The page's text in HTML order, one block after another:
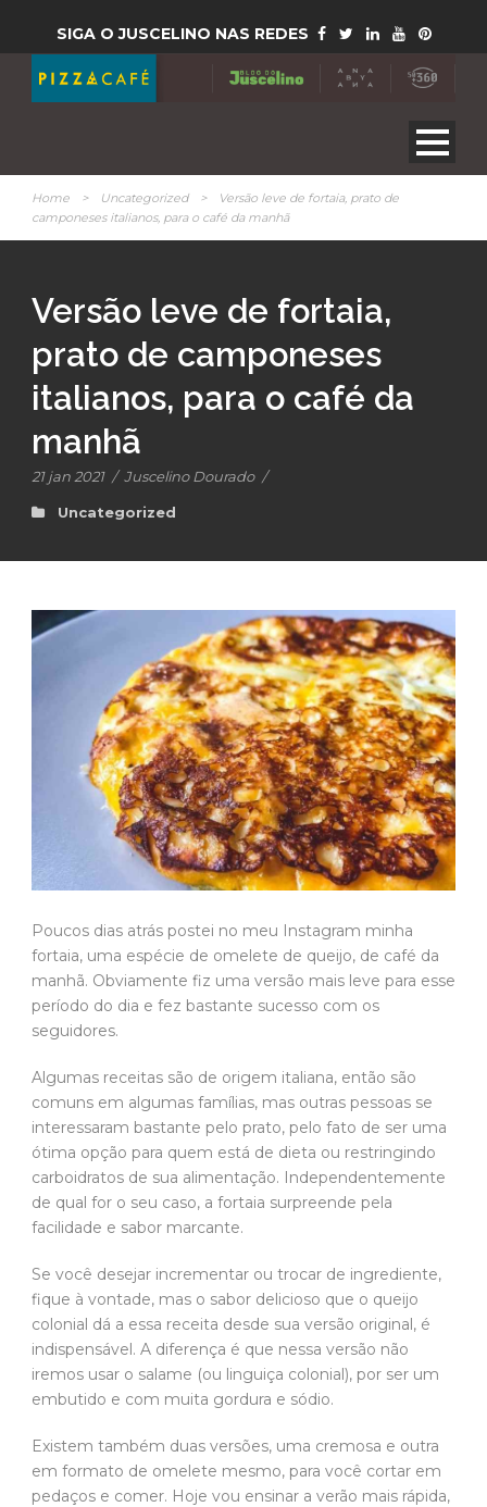
SIGA O JUSCELINO NAS REDES
Home > Uncategorized >
Versão leve de fortaia, prato de
camponeses italianos, para o café da manhã
Versão leve de fortaia,
prato de camponeses
italianos, para o café da
manhã
21 jan 2021 / Juscelino Dourado /
Uncategorized
Poucos dias atrás postei no meu Instagram minha
fortaia, uma espécie de omelete de queijo, de café da
manhã. Obviamente fiz uma versão mais leve para esse
período do dia e fez bastante sucesso com os
seguidores.
Algumas receitas são de origem italiana, então são
comuns em algumas famílias, mas outras pessoas se
interessaram bastante pelo prato, pelo fato de ser uma
ótima opção para quem está de dieta ou restringindo
carboidratos de sua alimentação. Independentemente
de qual for o seu caso, a fortaia surpreende pela
facilidade e sabor marcante.
Se você desejar incrementar ou trocar de ingrediente,
fique à vontade, mas o sabor delicioso que o queijo
colonial dá a essa receita desde sua versão original, é
indispensável. A diferença é que nessa versão não
iremos usar o salame (ou linguiça colonial), por ser um
embutido e com muita gordura e sódio.
Existem também duas versões, uma cremosa e outra
em formato de omelete mesmo, para você cortar em
pedaços e comer. Hoje vou ensinar a verão mais rápida,